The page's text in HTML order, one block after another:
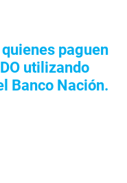
paguen
utilizando
Banco Nación.